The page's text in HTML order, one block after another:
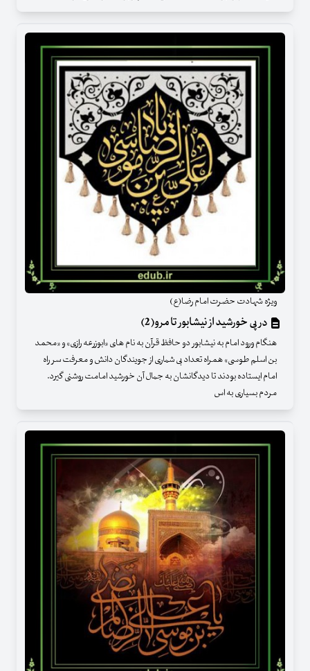
ویژه شهادت حضرت امام رضا(ع)
در پی خورشید از نیشابور تا مرو(2)
هنگام ورود امام به نیشابور دو حافظ قرآن به نام های «ابوزرعه رازی» و «محمد
بن اسلم طوسی» همراه تعداد بی شماری از جویندگان دانش و معرفت سر راه
امام ایستاده بودند تا دیدگانشان به جمال آن خورشید امامت روشنی گیرد.
مردم بسیاری به اس